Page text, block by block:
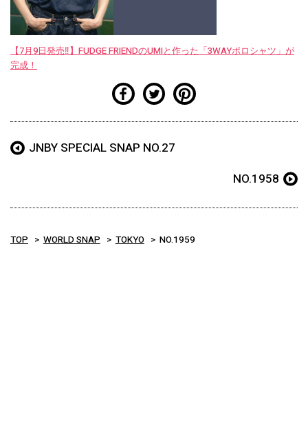
【7月9日発売‼︎】FUDGE FRIENDのUMIと作った「3WAYポロシャツ」が
完成！
JNBY SPECIAL SNAP NO.27
NO.1958
TOP WORLD SNAP TOKYO NO.1959